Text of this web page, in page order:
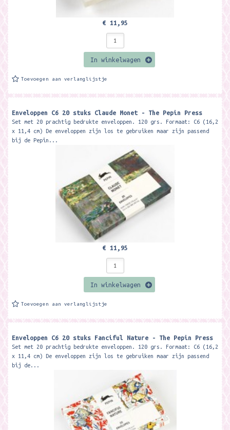
€ 11,95
In winkelwagen
Toevoegen aan verlanglijstje
Enveloppen C6 20 stuks Claude Monet - The Pepin Press
Set met 20 prachtig bedrukte enveloppen. 120 grs. Formaat: C6 (16,2
x 11,4 cm) De enveloppen zijn los te gebruiken maar zijn passend
bij de Pepin...
€ 11,95
In winkelwagen
Toevoegen aan verlanglijstje
Enveloppen C6 20 stuks Fanciful Nature - The Pepin Press
Set met 20 prachtig bedrukte enveloppen. 120 grs. Formaat: C6 (16,2
x 11,4 cm) De enveloppen zijn los te gebruiken maar zijn passend
bij de...